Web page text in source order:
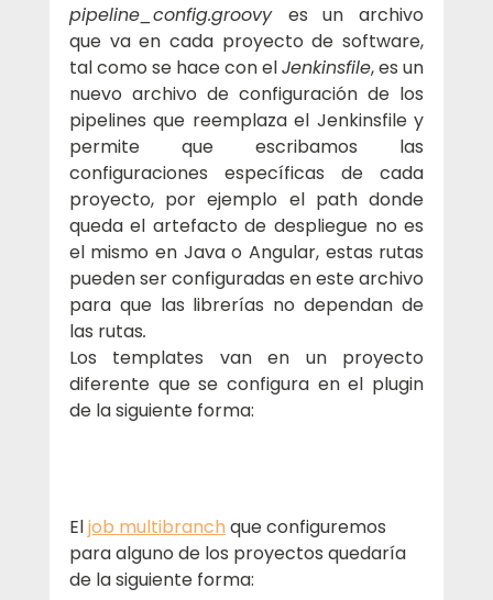
pipeline_config.groovy es un archivo
que va en cada proyecto de software,
tal como se hace con el Jenkinsfile, es un
nuevo archivo de configuración de los
pipelines que reemplaza el Jenkinsfile y
permite que escribamos las
configuraciones específicas de cada
proyecto, por ejemplo el path donde
queda el artefacto de despliegue no es
el mismo en Java o Angular, estas rutas
pueden ser configuradas en este archivo
para que las librerías no dependan de
las rutas.
Los templates van en un proyecto
diferente que se configura en el plugin
de la siguiente forma:
El job multibranch que configuremos
para alguno de los proyectos quedaría
de la siguiente forma: